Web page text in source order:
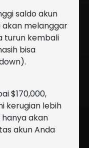
saldo akun
akan melanggar
turun kembali
bisa
$170,000,
kerugian lebih
hanya akan
akun Anda